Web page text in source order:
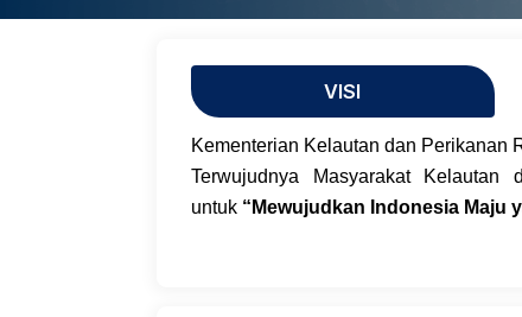
VISI
Kementerian Kelautan dan Perikanan
Terwujudnya Masyarakat
untuk “Mewujudkan Indonesia Maju